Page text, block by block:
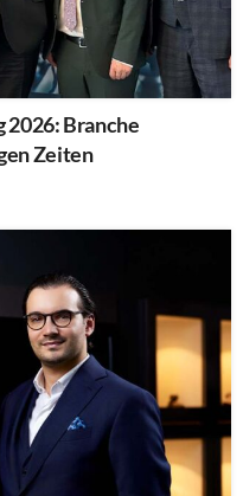
Branche
Zeiten